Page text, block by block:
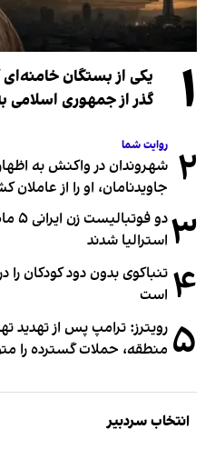
۱
یکی از بستگان
گذر از جمهوری
۲ روایت شما
شهروندان در واکنش به
جاویدنامان، او را از عاملان
۳
دو
استرالیا شدند
۴ تنباکوی بدون دود کودکان را
است
۵ رویترز: ترامپ پس از تهدید
منطقه، حملات گسترده را
انتخاب سردبیر